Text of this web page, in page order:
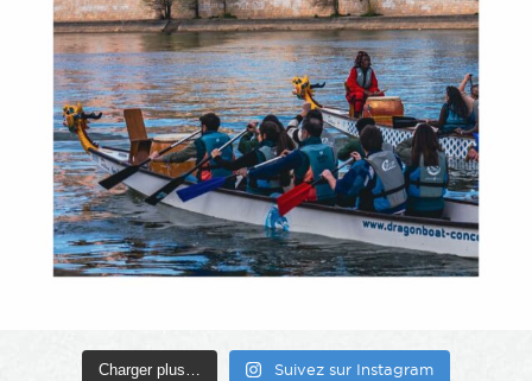
Charger plus… Suivez sur Instagram